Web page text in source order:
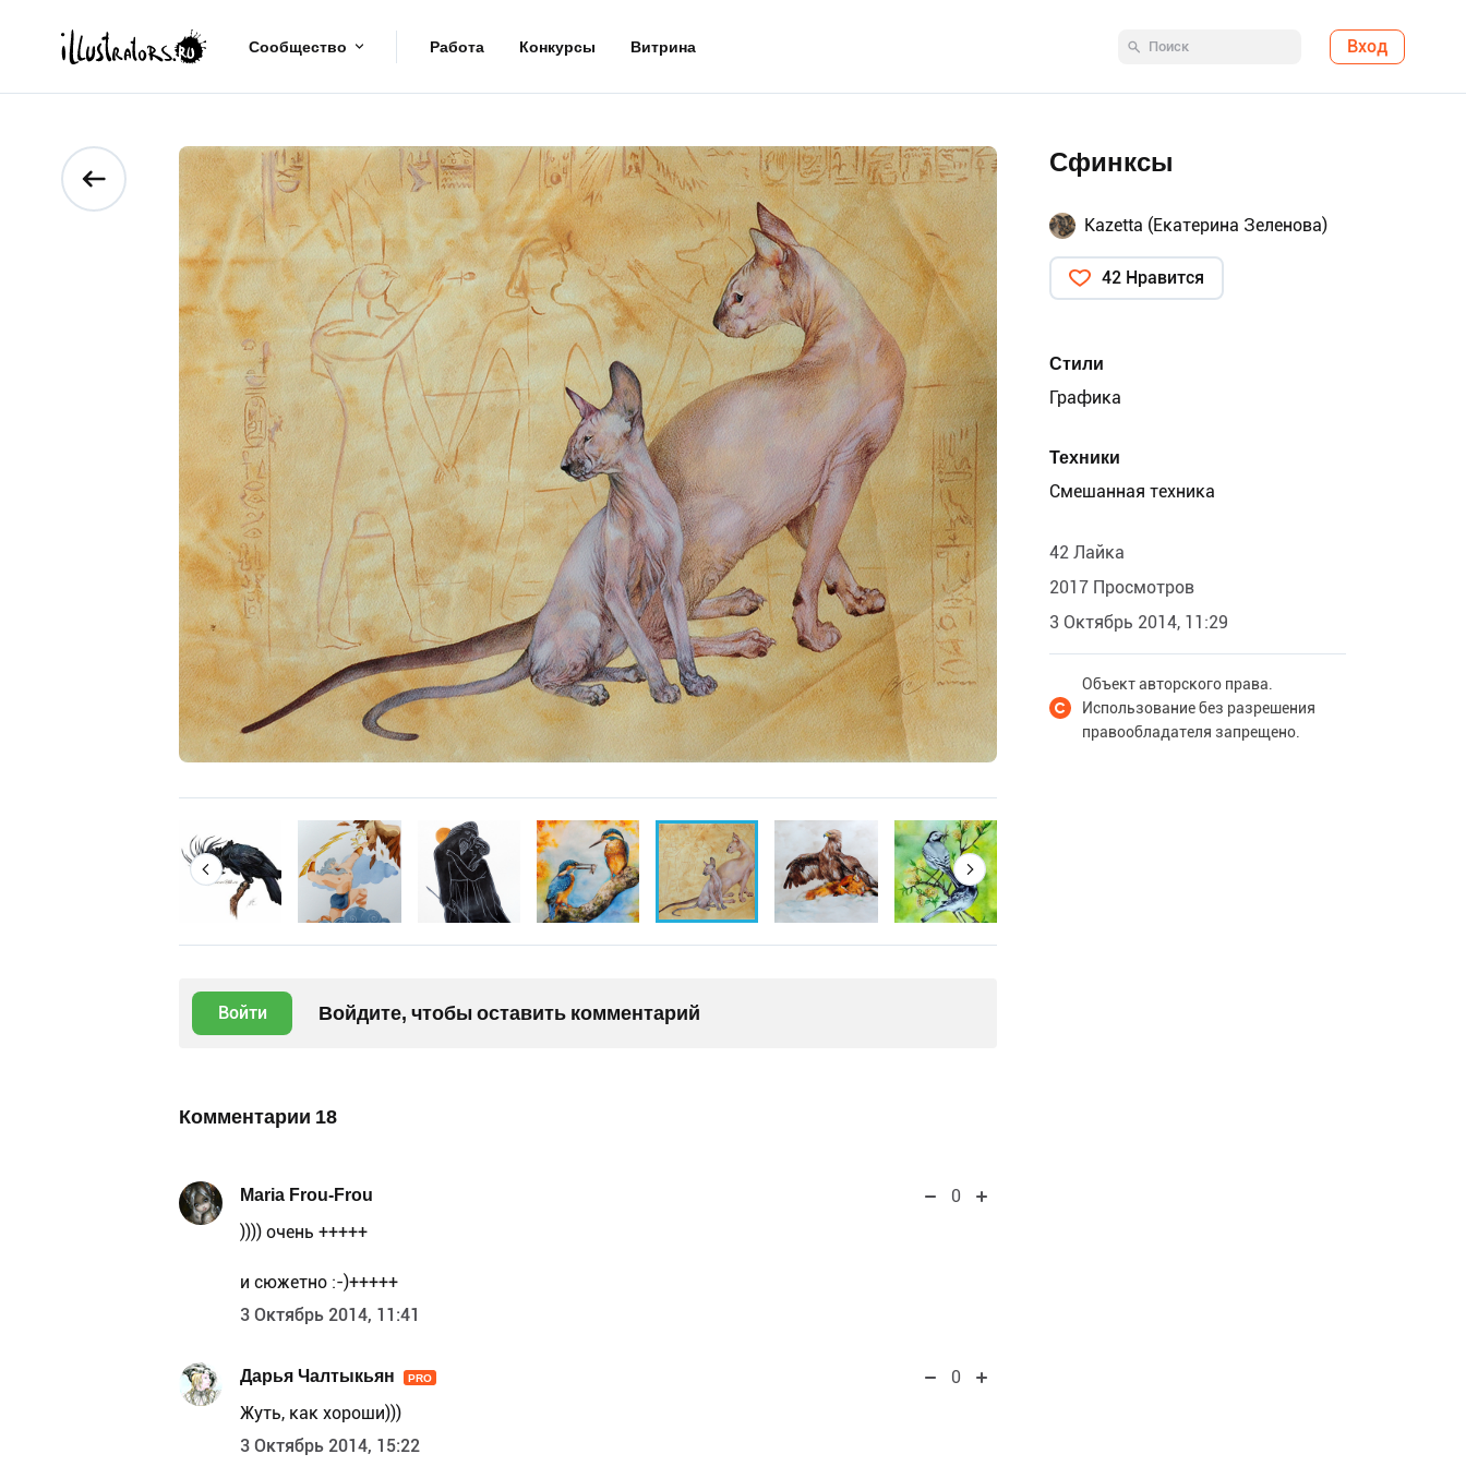
Сообщество Работа Конкурсы Витрина Вход
Войти Войдите, чтобы оставить комментарий
Комментарии 18
Maria Frou-Frou
0
)))) очень +++++
и сюжетно :-)+++++
3 Октябрь 2014, 11:41
Дарья Чалтыкьян PRO
0
Жуть, как хороши)))
3 Октябрь 2014, 15:22
Сфинксы
Kazetta (Екатерина Зеленова)
42 Нравится
Стили
Графика
Техники
Смешанная техника
42 Лайка
2017 Просмотров
3 Октябрь 2014, 11:29
Объект авторского права.
Использование без разрешения
правообладателя запрещено.